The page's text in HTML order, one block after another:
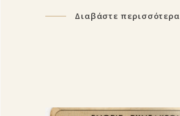
Διαβάστε περισσότερα